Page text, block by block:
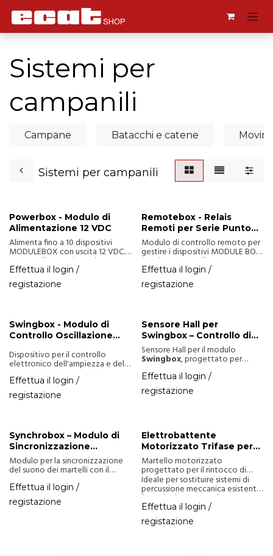
Passa al contenuto
Sistemi per
campanili
Campane Batacchi e catene
Sistemi per campanili
Powerbox - Modulo di
Alimentazione 12 VDC
Alimenta fino a 10 dispositivi
MODULEBOX con uscita 12 VDC.
Dotato di protezione da
sovratensioni e immunità alle
interferenze, ideale per campanili
e orologi monumentali.
Effettua il login /
registazione
Remotebox - Relais
Remoti per Serie Punto
Sp1
Modulo di controllo remoto per
gestire i dispositivi MODULE BOX
tramite protocollo RS485.
Alimentazione 12 VDC, 4 relè di
uscita, sostituisce le linee
elettriche tradizionali con un bus
Effettua il login /
registazione
Swingbox - Modulo di
Controllo Oscillazione
Dispositivo per il controllo
elettronico dell'ampiezza e della
durata dell'oscillazione delle
campane, compatibile con
motori esistenti, garantendo un
funzionamento sicuro senza
Effettua il login /
registazione
Sensore Hall per
Swingbox – Controllo di
Precisione
Sensore Hall per il modulo
Swingbox, progettato per
rilevare con precisione
l’oscillazione delle campane e
ottimizzare il controllo del
movimento.
Effettua il login /
registazione
Synchrobox – Modulo di
Sincronizzazione
Martelli/Campane
Modulo per la sincronizzazione
del suono dei martelli con il
Compatibile con due martelli
elettromagnetici e ideale per
orologi monumentali.
Effettua il login /
registazione
Elettrobattente
Motorizzato Trifase per
Campane Pesanti
Martello motorizzato
progettato per il rintocco di
campane di grandi dimensioni.
Utilizza un motore asincrono
trifase da 220V/380V, con
struttura robusta e semplicità di
installazione che ne garantiscono
l’affidabilità.
Ideale per sostituire sistemi di
percussione meccanica esistenti,
è particolarmente adatto per
installazioni pesanti in contesti
monumentali.
Effettua il login /
registazione